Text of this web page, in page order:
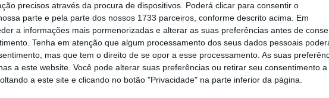
precisos através da procura de dispositivos. Poderá clicar para consentir o
parte e pela parte dos nossos 1733 parceiros, conforme descrito acima. Em
a informações mais pormenorizadas e alterar as suas preferências antes de
Tenha em atenção que algum processamento dos seus dados pessoais
mas que tem o direito de se opor a esse processamento. As suas
a este website. Você pode alterar suas preferências ou retirar seu consentimento a
a este site e clicando no botão "Privacidade" na parte inferior da página.
utilizador ambas as versões (actual e de histórico)
entre ambas.